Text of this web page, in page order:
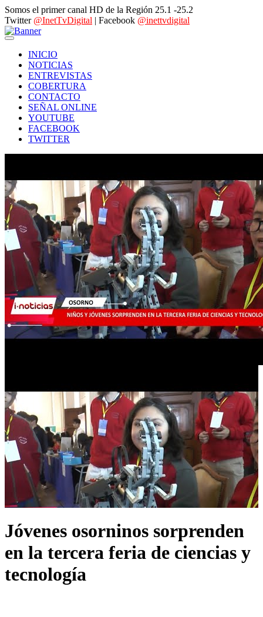
Somos el primer canal HD de la Región 25.1 -25.2
Twitter @InetTvDigital | Facebook @inettvdigital
INICIO
NOTICIAS
ENTREVISTAS
COBERTURA
CONTACTO
SEÑAL ONLINE
YOUTUBE
FACEBOOK
TWITTER
Jóvenes osorninos sorprenden
en la tercera feria de ciencias y
tecnología